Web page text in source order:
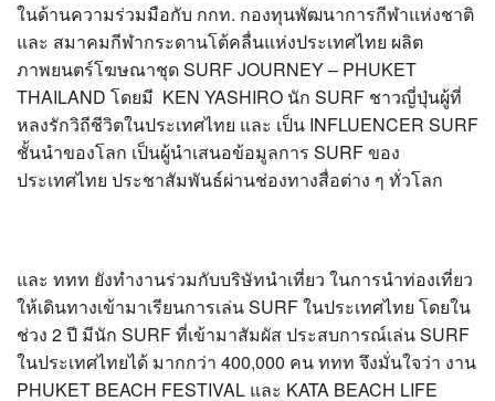
ในด้านความร่วมมือกับ กกท. กองทุนพัฒนาการกีฬาแห่งชาติ
และ สมาคมกีฬากระดานโต้คลื่นแห่งประเทศไทย ผลิต
ภาพยนตร์โฆษณาชุด SURF JOURNEY – PHUKET
THAILAND โดยมี KEN YASHIRO นัก SURF ชาวญี่ปุ่นผู้ที่
หลงรักวิถีชีวิตในประเทศไทย และ เป็น INFLUENCER SURF
ชั้นนำของโลก เป็นผู้นำเสนอข้อมูลการ SURF ของ
ประเทศไทย ประชาสัมพันธ์ผ่านช่องทางสื่อต่าง ๆ ทั่วโลก
และ ททท ยังทำงานร่วมกับบริษัทนำเที่ยว ในการนำท่องเที่ยว
ให้เดินทางเข้ามาเรียนการเล่น SURF ในประเทศไทย โดยใน
ช่วง 2 ปี มีนัก SURF ที่เข้ามาสัมผัส ประสบการณ์เล่น SURF
ในประเทศไทยได้ มากกว่า 400,000 คน ททท จึงมั่นใจว่า งาน
PHUKET BEACH FESTIVAL และ KATA BEACH LIFE